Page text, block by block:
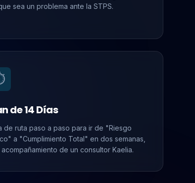
sea un problema ante la STPS.
de 14 Días
de ruta paso a paso para ir de "Riesgo
a "Cumplimiento Total" en dos semanas,
de un consultor Kaelia.